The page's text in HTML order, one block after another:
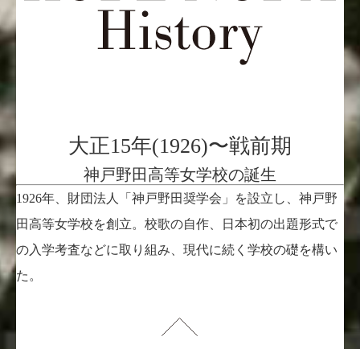
大正15年(1926)〜戦前期
神戸野田高等女学校の誕生
1926年、財団法人「神戸野田奨学会」を設立し、神戸野
田高等女学校を創立。校歌の自作、日本初の出題形式で
の入学考査などに取り組み、現代に続く学校の礎を構い
た。